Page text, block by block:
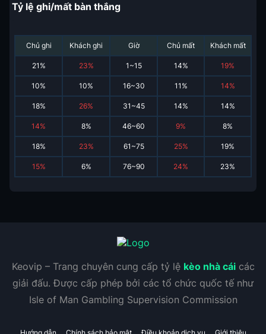
Tỷ lệ ghi/mất bàn thắng
Chủ ghi Khách ghi Giờ Chủ mất Khách mất
21 % 23% 1~15 14% 19%
10% 10% 16~30 11 % 14%
18% 26% 31~45 14% 14%
14% 8% 46~60 9% 8%
18% 23% 61~75 25% 19%
15% 6% 76~90 24% 23%
Keovip – Trang chuyên cung cấp tỷ lệ kèo nhà cáicác
giải đấu. Được cấp phép bởi các tổ chức quốc tế như
Isle of Man Gambling Supervision Commission